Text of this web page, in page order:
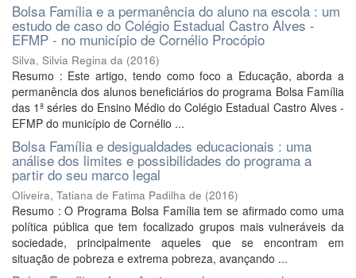
Bolsa Família e a permanência do aluno na escola : um
estudo de caso do Colégio Estadual Castro Alves -
EFMP - no município de Cornélio Procópio
Silva, Silvia Regina da (2016)
Resumo : Este artigo, tendo como foco a Educação, aborda a
permanência dos alunos beneficiários do programa Bolsa Família
das 1ª séries do Ensino Médio do Colégio Estadual Castro Alves -
EFMP do município de Cornélio ...
Bolsa Família e desigualdades educacionais : uma
análise dos limites e possibilidades do programa a
partir do seu marco legal
Oliveira, Tatiana de Fatima Padilha de (2016)
Resumo : O Programa Bolsa Família tem se afirmado como uma
política pública que tem focalizado grupos mais vulneráveis da
sociedade, principalmente aqueles que se encontram em
situação de pobreza e extrema pobreza, avançando ...